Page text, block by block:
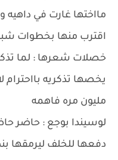
مااختها غارت في
اقترب منها بخطوات
خصلات شعرها : لما
يخصها تذكريه
مليون مره فاهمه
لوسيندا بوجع : حاضر
دفعها للخلف ليرمقها